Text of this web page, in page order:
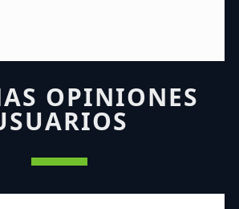
OPINIONES